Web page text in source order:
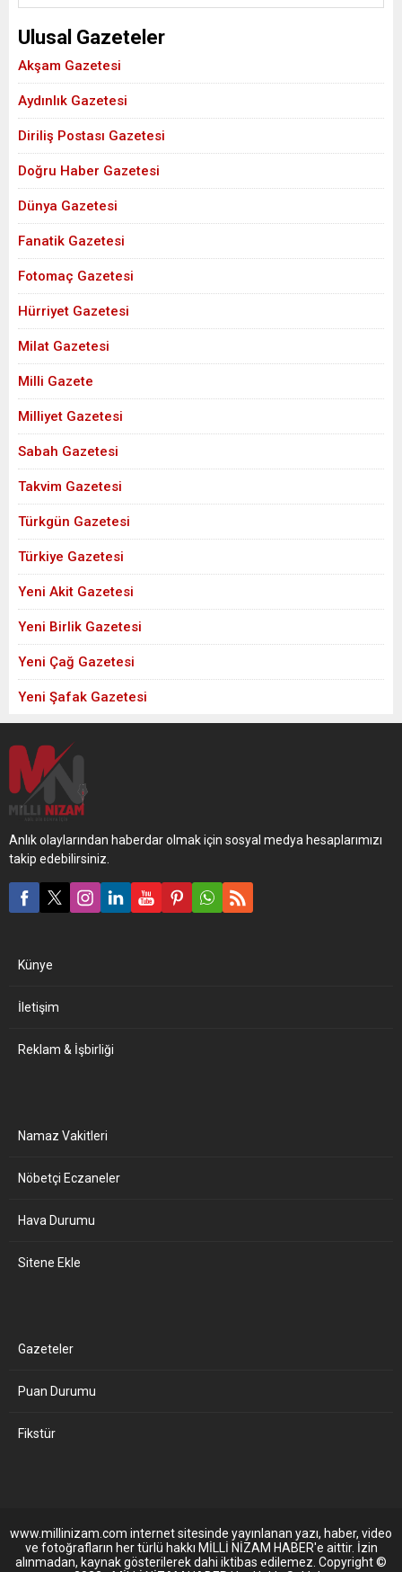
Ulusal Gazeteler
Akşam Gazetesi
Aydınlık Gazetesi
Diriliş Postası Gazetesi
Doğru Haber Gazetesi
Dünya Gazetesi
Fanatik Gazetesi
Fotomaç Gazetesi
Hürriyet Gazetesi
Milat Gazetesi
Milli Gazete
Milliyet Gazetesi
Sabah Gazetesi
Takvim Gazetesi
Türkgün Gazetesi
Türkiye Gazetesi
Yeni Akit Gazetesi
Yeni Birlik Gazetesi
Yeni Çağ Gazetesi
Yeni Şafak Gazetesi
Anlık olaylarından haberdar olmak için sosyal medya hesaplarımızı
takip edebilirsiniz.
Künye
İletişim
Reklam & İşbirliği
Namaz Vakitleri
Nöbetçi Eczaneler
Hava Durumu
Sitene Ekle
Gazeteler
Puan Durumu
Fikstür
www.millinizam.com internet sitesinde yayınlanan yazı, haber, video
ve fotoğrafların her türlü hakkı MİLLİ NİZAM HABER'e aittir. İzin
alınmadan, kaynak gösterilerek dahi iktibas edilemez. Copyright ©